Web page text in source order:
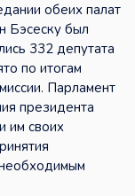
обеих палат
Бэсеску был
332 депутата
по итогам
Парламент
президента
им своих